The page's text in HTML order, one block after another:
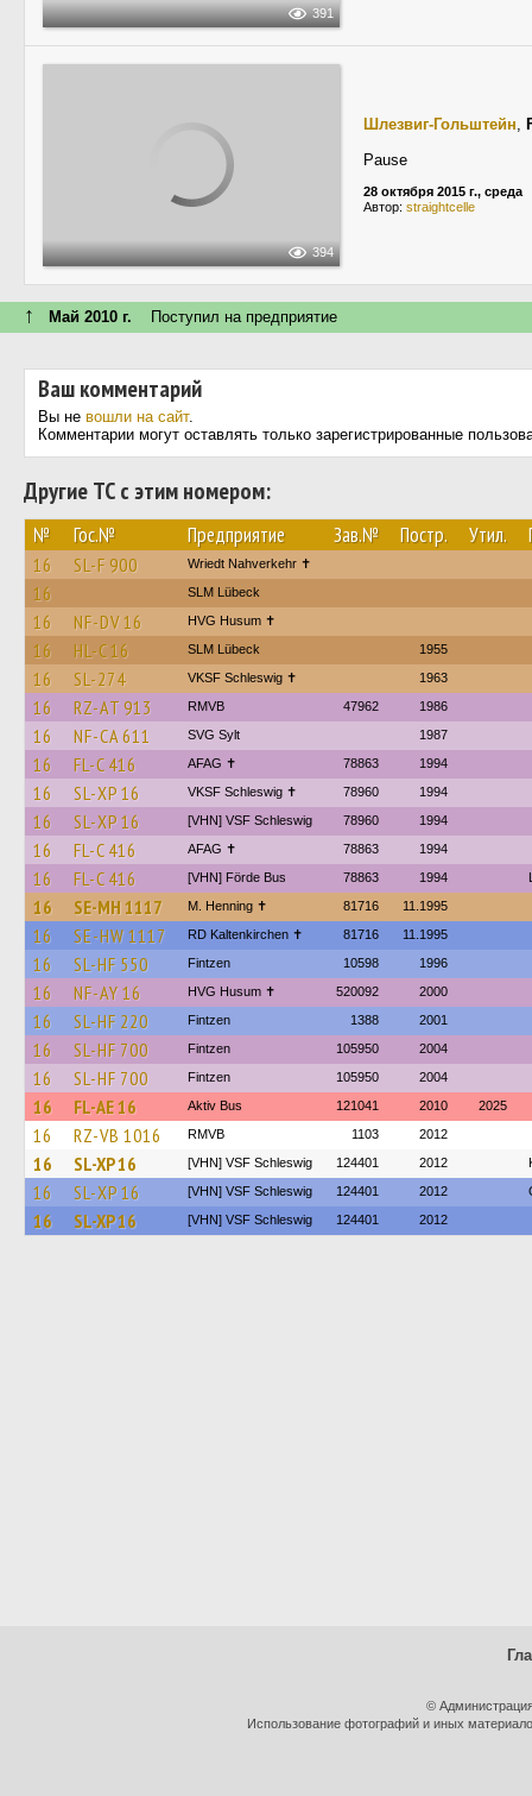
391
394
Шлезвиг-Гольштейн,
Pause
28 октября 2015 г., среда
Автор: straightcelle
↑ Май 2010 г. Поступил на предприятие
Ваш комментарий
Вы не вошли на сайт.
Комментарии могут оставлять только зарегистрированные
Другие ТС с этим номером:
№ Гос.№ Предприятие Зав.№ Постр. Утил.
16 SL-F 900 Wriedt Nahverkehr ✝︎
16 SLM Lübeck
16 NF-DV 16 HVG Husum ✝︎
16 HL-C 16 SLM Lübeck 1955
16 SL-274 VKSF Schleswig ✝︎ 1963
16 RZ-AT 913 RMVB 47962 1986
16 NF-CA 611 SVG Sylt 1987
16 FL-C 416 AFAG ✝ 78863 1994
16 SL-XP 16 VKSF Schleswig ✝︎ 78960 1994
16 SL-XP 16 [VHN] VSF Schleswig 78960 1994
16 FL-C 416 AFAG ✝ 78863 1994
16 FL-C 416 [VHN] Förde Bus 78863 1994
16 SE-MH 1117 M. Henning ✝︎ 81716 11.1995
16 SE-HW 1117 RD Kaltenkirchen ✝︎ 81716 11.1995
16 SL-HF 550 Fintzen 10598 1996
16 NF-AY 16 HVG Husum ✝︎ 520092 2000
16 SL-HF 220 Fintzen 1388 2001
16 SL-HF 700 Fintzen 105950 2004
16 SL-HF 700 Fintzen 105950 2004
16 FL-AE 16 Aktiv Bus 121041 2010 2025
16 RZ-VB 1016 RMVB 1103 2012
16 SL-XP 16 [VHN] VSF Schleswig 124401 2012
16 SL-XP 16 [VHN] VSF Schleswig 124401 2012
16 SL-XP 16 [VHN] VSF Schleswig 124401 2012
©
Использование фотографий и иных